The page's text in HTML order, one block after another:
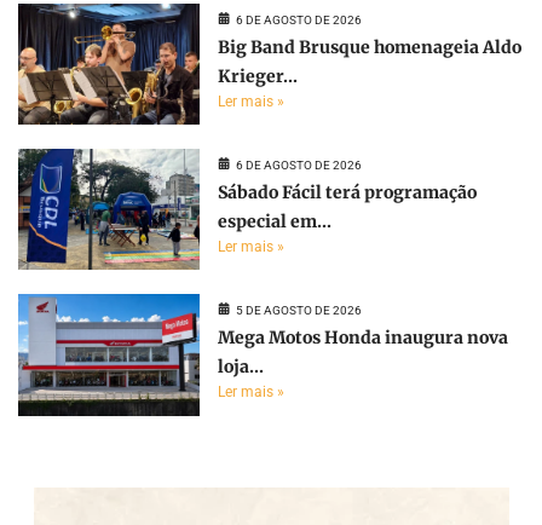
6 DE AGOSTO DE 2026
Big Band Brusque homenageia Aldo
Krieger...
Ler mais »
6 DE AGOSTO DE 2026
Sábado Fácil terá programação
especial em...
Ler mais »
5 DE AGOSTO DE 2026
Mega Motos Honda inaugura nova
loja...
Ler mais »